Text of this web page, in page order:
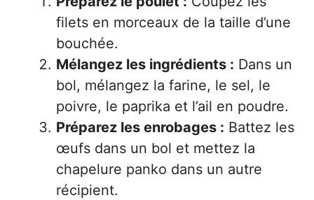
filets en morceaux de la taille d’une
bouchée.
Mélangez les ingrédients : Dans un
bol, mélangez la farine, le sel, le
poivre, le paprika et l’ail en poudre.
Préparez les enrobages : Battez les
œufs dans un bol et mettez la
chapelure panko dans un autre
récipient.